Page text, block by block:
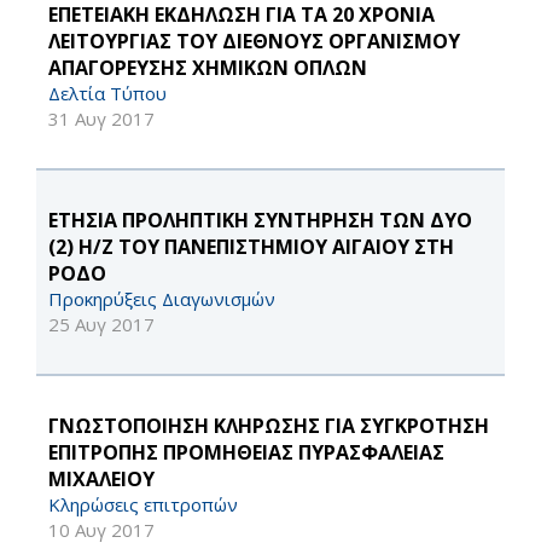
EΠΕΤΕΙΑΚΗ ΕΚΔΗΛΩΣΗ ΓΙΑ ΤΑ 20 ΧΡΟΝΙΑ
ΛΕΙΤΟΥΡΓΙΑΣ ΤΟΥ ΔΙΕΘΝΟΥΣ ΟΡΓΑΝΙΣΜΟΥ
ΑΠΑΓΟΡΕΥΣΗΣ ΧΗΜΙΚΩΝ ΟΠΛΩΝ
Δελτία Τύπου
31 Αυγ 2017
ΕΤΗΣΙΑ ΠΡΟΛΗΠΤΙΚΗ ΣΥΝΤΗΡΗΣΗ ΤΩΝ ΔΥΟ
(2) Η/Ζ ΤΟΥ ΠΑΝΕΠΙΣΤΗΜΙΟΥ ΑΙΓΑΙΟΥ ΣΤΗ
ΡΟΔΟ
Προκηρύξεις Διαγωνισμών
25 Αυγ 2017
ΓΝΩΣΤΟΠΟΙΗΣΗ ΚΛΗΡΩΣΗΣ ΓΙΑ ΣΥΓΚΡΟΤΗΣΗ
ΕΠΙΤΡΟΠΗΣ ΠΡΟΜΗΘΕΙΑΣ ΠΥΡΑΣΦΑΛΕΙΑΣ
ΜΙΧΑΛΕΙΟΥ
Κληρώσεις επιτροπών
10 Αυγ 2017